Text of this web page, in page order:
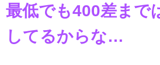
最低でも400差まで
してるからな…